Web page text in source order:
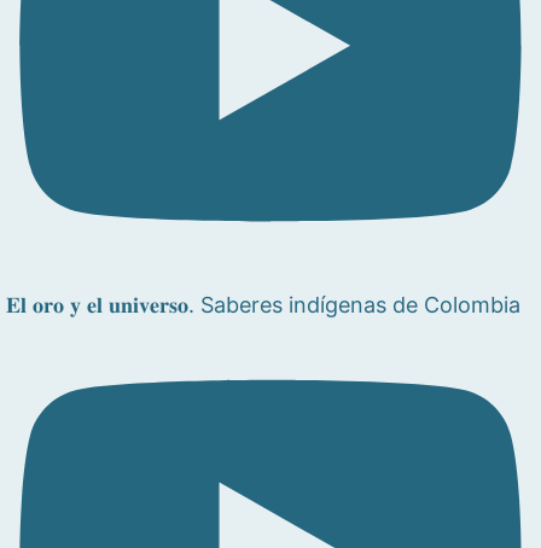
𝐄𝐥 𝐨𝐫𝐨 𝐲 𝐞𝐥 𝐮𝐧𝐢𝐯𝐞𝐫𝐬𝐨. Saberes indígenas de Colombia